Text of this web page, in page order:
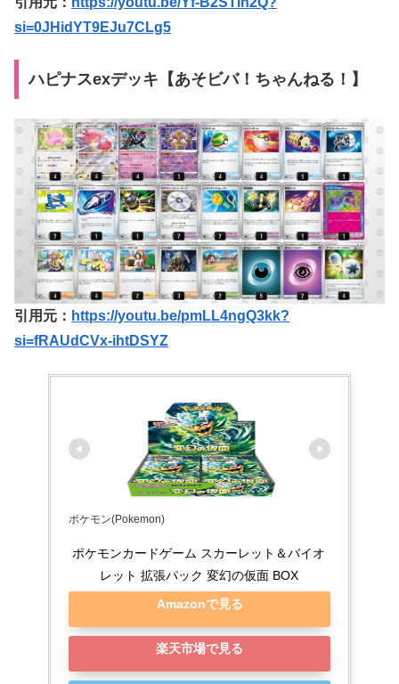
si=0JHidYT9EJu7CLg5
ハピナスexデッキ【あそビバ！ちゃんねる！】
引用元： https://youtu.be/pmLL4ngQ3kk?
si=fRAUdCVx-ihtDSYZ
ポケモン(Pokemon)
ポケモンカードゲーム スカーレット＆バイオ
レット 拡張パック 変幻の仮面 BOX
Amazonで見る
楽天市場で見る